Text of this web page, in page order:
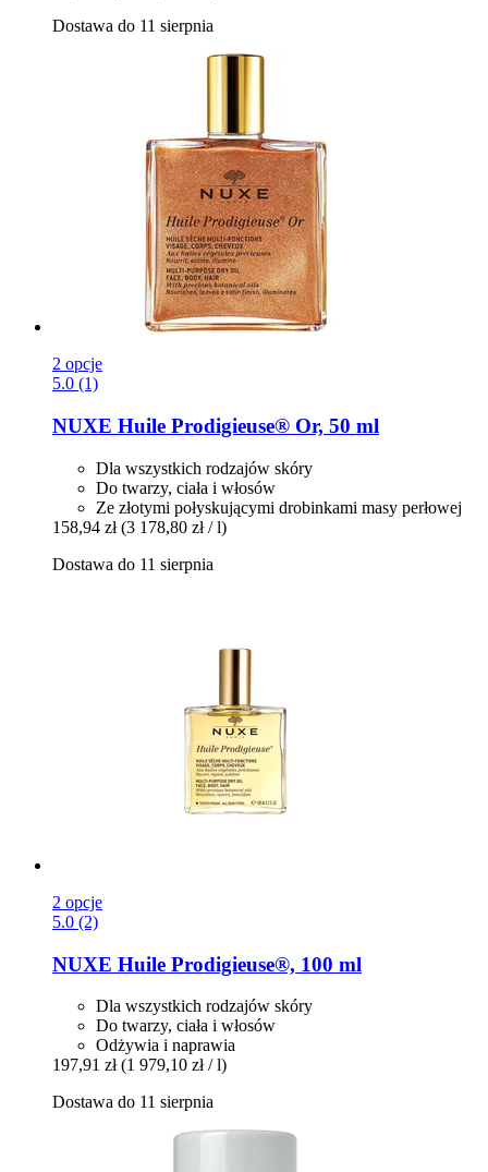
Dostawa do 11 sierpnia
2 opcje
5.0 (1)
NUXE Huile Prodigieuse® Or, 50 ml
Dla wszystkich rodzajów skóry
Do twarzy, ciała i włosów
Ze złotymi połyskującymi drobinkami masy perłowej
158,94 zł (3 178,80 zł / l)
Dostawa do 11 sierpnia
2 opcje
5.0 (2)
NUXE Huile Prodigieuse®, 100 ml
Dla wszystkich rodzajów skóry
Do twarzy, ciała i włosów
Odżywia i naprawia
197,91 zł (1 979,10 zł / l)
Dostawa do 11 sierpnia